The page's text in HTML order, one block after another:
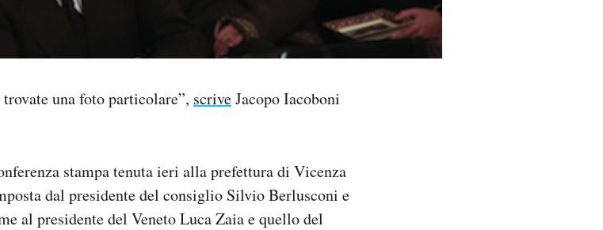
una foto particolare”, scriveJacopo Iacoboni
stampa tenuta ieri alla prefettura di Vicenza
dal presidente del consiglio Silvio Berlusconi e
al presidente del Veneto Luca Zaia e quello del